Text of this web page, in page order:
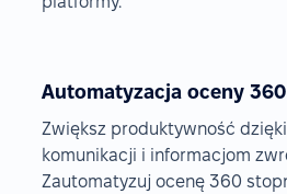
Automatyzacja oceny
Zwiększ produktywność
komunikacji i informacjom
Zautomatyzuj ocenę 360